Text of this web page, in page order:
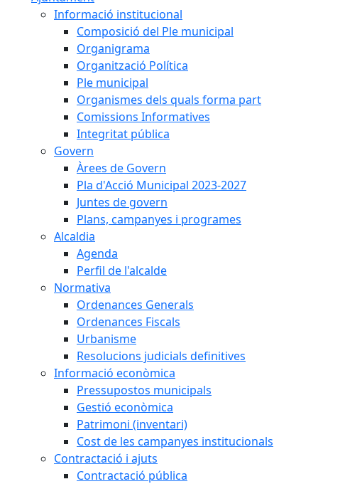
Informació institucional
Composició del Ple municipal
Organigrama
Organització Política
Ple municipal
Organismes dels quals forma part
Comissions Informatives
Integritat pública
Govern
Àrees de Govern
Pla d'Acció Municipal 2023-2027
Juntes de govern
Plans, campanyes i programes
Alcaldia
Agenda
Perfil de l'alcalde
Normativa
Ordenances Generals
Ordenances Fiscals
Urbanisme
Resolucions judicials definitives
Informació econòmica
Pressupostos municipals
Gestió econòmica
Patrimoni (inventari)
Cost de les campanyes institucionals
Contractació i ajuts
Contractació pública